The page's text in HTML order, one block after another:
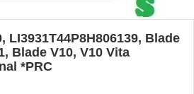
LI3931T44P8H806139, Blade
Blade V10, V10 Vita
*PRC